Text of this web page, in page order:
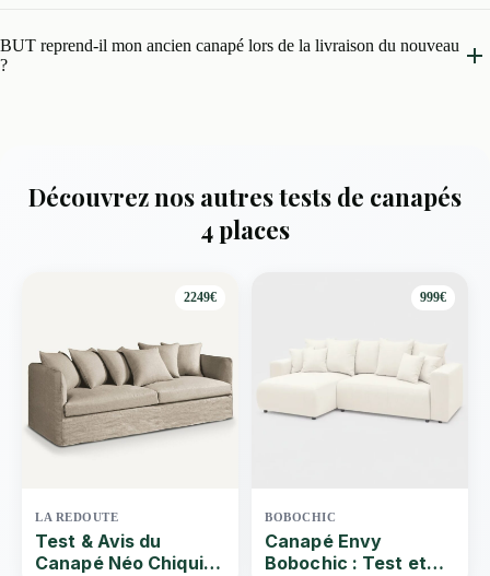
BUT reprend-il mon ancien canapé lors de la livraison du nouveau
?
Découvrez nos autres tests de canapés
4 places
2249€
LA REDOUTE
Test & Avis du
Canapé Néo Chiquito
999€
BOBOCHIC
Canapé Envy
Bobochic : Test et